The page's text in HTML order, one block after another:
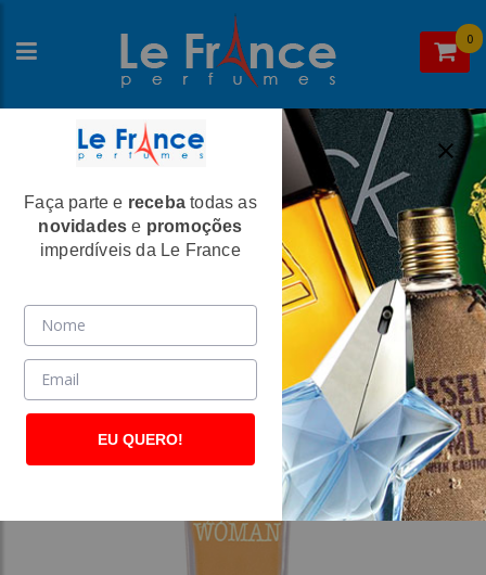
0
Home>Paris Elysees >Perfumes Femininos
Billion Woman Feminino Eau De Toilette
100ml - Paris Elysees
(2487)
Faça parte e receba todas as
novidades e promoções
imperdíveis da Le France
EU QUERO!